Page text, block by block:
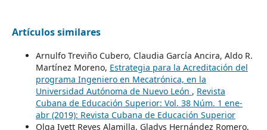
Artículos similares
Arnulfo Treviño Cubero, Claudia García Ancira, Aldo R.
Martínez Moreno, Estrategia para la Acreditación del
programa Ingeniero en Mecatrónica, en la
Universidad Autónoma de Nuevo León , Revista
Cubana de Educación Superior: Vol. 38 Núm. 1 ene-
abr (2019): Revista Cubana de Educación Superior
Olga Ivett Reyes Alamilla, Gladys Hernández Romero,